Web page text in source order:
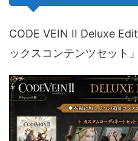
CODE VEIN II Deluxe
ックスコンテンツセット